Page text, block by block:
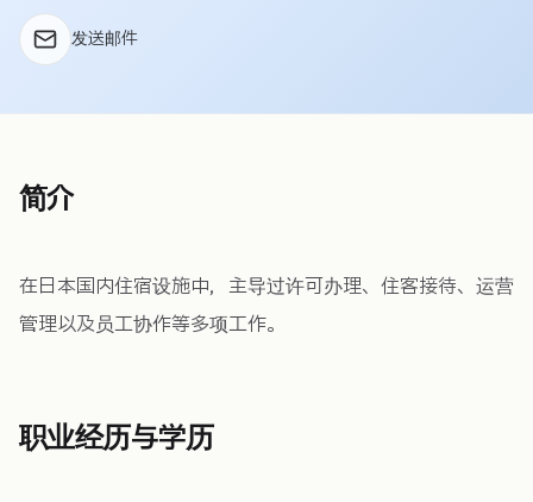
发送邮件
简介
在日本国内住宿设施中，主导过许可办理、住客接待、运营
管理以及员工协作等多项工作。
职业经历与学历